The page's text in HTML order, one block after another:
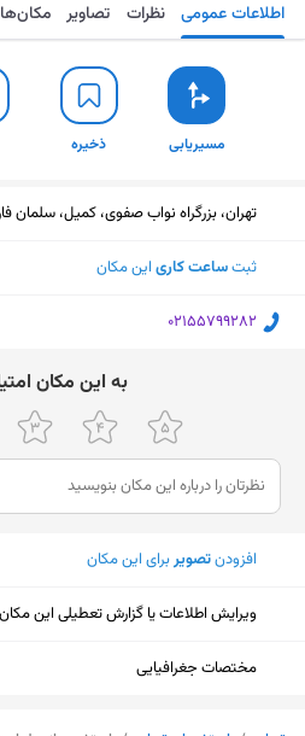
مسیریابی ذخیره اطلاعات عمومی نظرات تصاویر
مسیریابی ذخیره
تهران، بزرگراه نواب صفوی، کمیل، سلمان
ثبتساعت کاری این مکان
‎02155799282
ﺑﻪ اﯾﻦ ﻣﮑﺎن
افزودنتصویربرای این مکان
ویرایش اطلاعات یا گزارش تعطیلی این مکان
مختصات جغرافیایی